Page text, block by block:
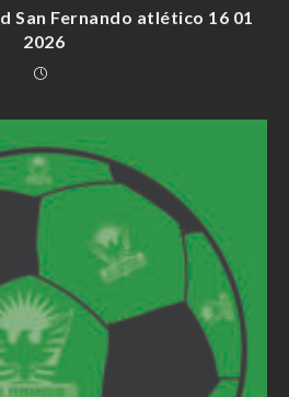
San Fernando atlético 16 01
2026